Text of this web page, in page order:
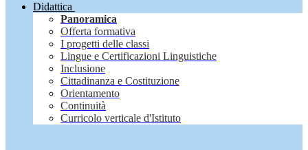
Didattica
Panoramica
Offerta formativa
I progetti delle classi
Lingue e Certificazioni Linguistiche
Inclusione
Cittadinanza e Costituzione
Orientamento
Continuità
Curricolo verticale d'Istituto